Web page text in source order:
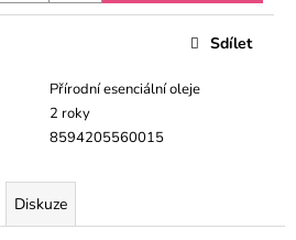
Přírodní esenciální oleje
2 roky
8594205560015
Sdílet
Diskuze